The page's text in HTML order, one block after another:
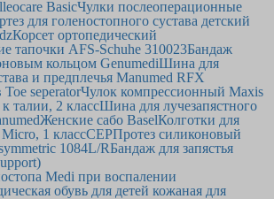
BasicЧулки послеоперационные
для голеностопного сустава детский
Корсет ортопедический
тапочки AFS-Schuhe 310023Бандаж
кольцом GenumediШина для
и предплечья Manumed RFX
seperatorЧулок компрессионный Maxis
талии, 2 классШина для лучезапястного
Женские сабо BaselКолготки для
1 классCEPПротез силиконовый
1084L/RБандаж для запястья
Medi при воспалении
обувь для детей кожаная для